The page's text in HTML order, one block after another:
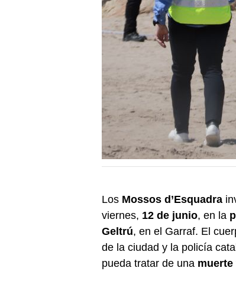
Los Mossos d’Esquadra
viernes, 12 de junio, en la
Geltrú, en el Garraf. El
de la ciudad y la policía
pueda tratar de una